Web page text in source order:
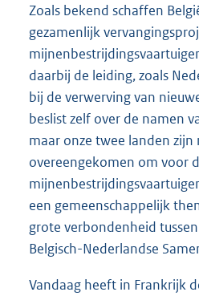
Zoals bekend schaffen
gezamenlijk
daarbij de leiding, zoals
bij de verwerving van
beslist zelf over de namen
maar onze twee landen
overeengekomen om voor
een gemeenschappelijk
grote verbondenheid
Belgisch-Nederlandse
Vandaag heeft in Frankrijk